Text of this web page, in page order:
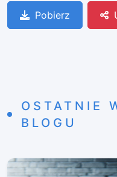
Pobierz
OSTATNIE
BLOGU